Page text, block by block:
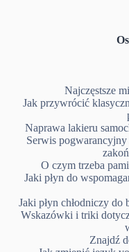
Najczęstsze
Jak przywrócić
Naprawa lakieru
Serwis
O czym trzeba
Jaki płyn do
Jaki płyn chłodniczy
Wskazówki i triki
Znajdź